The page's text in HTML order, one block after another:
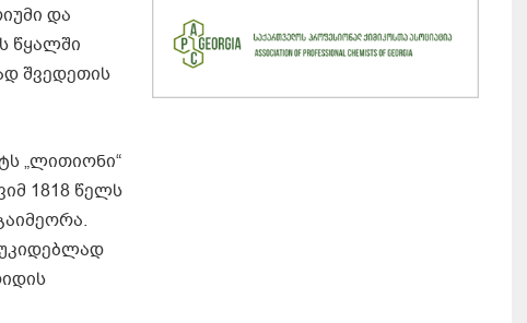
და
წყალში
შვედეთის
„ლითიონი“
1818 წელს